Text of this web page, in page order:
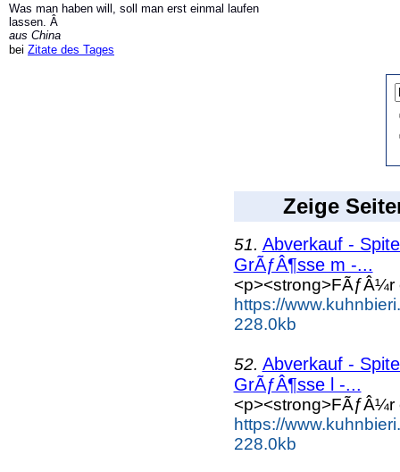
Was man haben will, soll man erst einmal laufen
lassen. Â
aus China
bei Zitate des Tages
Zeige
51. Abverkauf -
GrÃƒÂ¶sse m -...
<p><strong>FÃƒÂ¼r
https://
228.0kb
52. Abverkauf -
GrÃƒÂ¶sse l -...
<p><strong>FÃƒÂ¼r
https://
228.0kb